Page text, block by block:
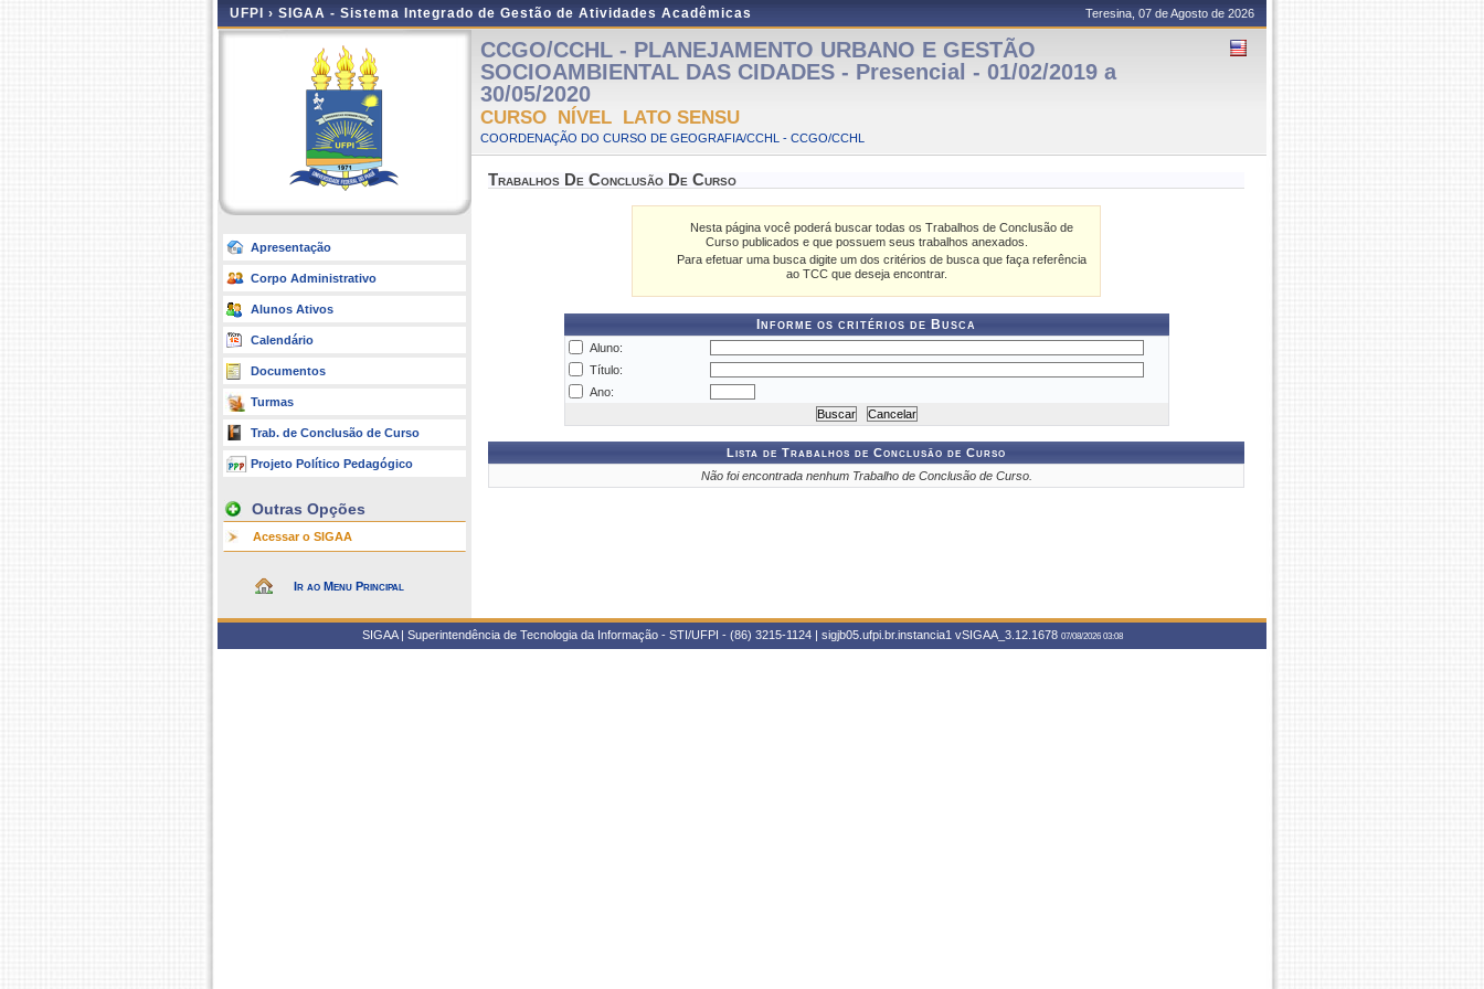
UFPI › SIGAA - Sistema Integrado de Gestão de Atividades Acadêmicas Teresina, 07 de Agosto de 2026
Apresentação
Corpo Administrativo
Alunos Ativos
Calendário
Documentos
Turmas
Trab. de Conclusão de Curso
Projeto Político Pedagógico
Outras Opções
Acessar o SIGAA
Ir ao Menu Principal
CCGO/CCHL - PLANEJAMENTO URBANO E GESTÃO
SOCIOAMBIENTAL DAS CIDADES - Presencial - 01/02/2019 a
30/05/2020
CURSO NÍVEL LATO SENSU
COORDENAÇÃO DO CURSO DE GEOGRAFIA/CCHL - CCGO/CCHL
Trabalhos De Conclusão De Curso
Nesta página você poderá buscar todas os Trabalhos de Conclusão de
Curso publicados e que possuem seus trabalhos anexados.
Para efetuar uma busca digite um dos critérios de busca que faça referência
ao TCC que deseja encontrar.
Informe os critérios de Busca
Aluno:
Título:
Ano:
Lista de Trabalhos de Conclusão de Curso
Não foi encontrada nenhum Trabalho de Conclusão de Curso.
SIGAA | Superintendência de Tecnologia da Informação - STI/UFPI - (86) 3215-1124 | sigjb05.ufpi.br.instancia1 vSIGAA_3.12.1678 07/08/2026 03:08